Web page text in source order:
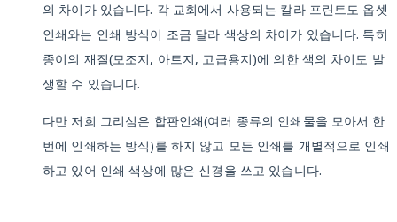
의 차이가 있습니다. 각 교회에서 사용되는 칼라 프린트도 옵셋
인쇄와는 인쇄 방식이 조금 달라 색상의 차이가 있습니다. 특히
종이의 재질(모조지, 아트지, 고급용지)에 의한 색의 차이도 발
생할 수 있습니다.
다만 저희 그리심은 합판인쇄(여러 종류의 인쇄물을 모아서 한
번에 인쇄하는 방식)를 하지 않고 모든 인쇄를 개별적으로 인쇄
하고 있어 인쇄 색상에 많은 신경을 쓰고 있습니다.